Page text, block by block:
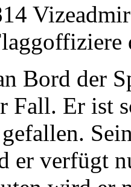
Bord der
Fall. Er ist
er verfügt